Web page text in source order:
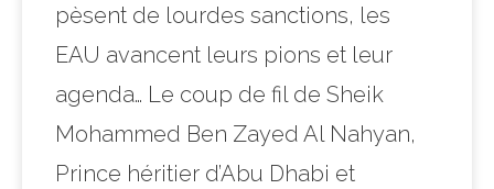
pèsent de lourdes sanctions, les
EAU avancent leurs pions et leur
agenda… Le coup de fil de Sheik
Mohammed Ben Zayed Al Nahyan,
Prince héritier d’Abu Dhabi et